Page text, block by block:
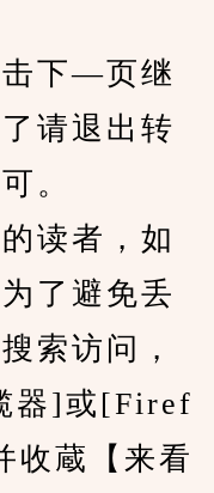
下—页继
请退出转
。
读者，如
了避免丢
索访问，
器]或[Firef
收蔵【来看